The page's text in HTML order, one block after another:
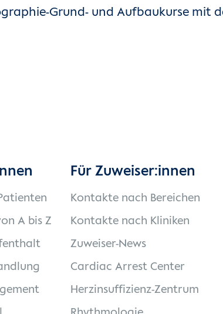
Grund- und Aufbaukurse mit
A bis Z
Für Zuweiser:innen
Kontakte nach Bereichen
Kontakte nach Kliniken
Zuweiser-News
Cardiac Arrest Center
Herzinsuffizienz-Zentrum